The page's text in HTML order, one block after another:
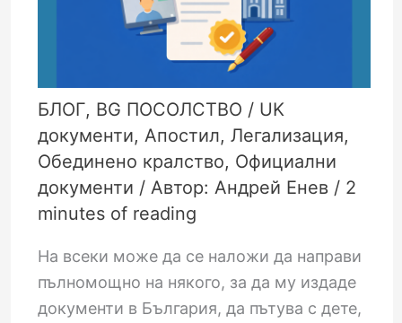
БЛОГ, BG ПОСОЛСТВО / UK
документи, Апостил, Легализация,
Обединено кралство, Официални
документи / Автор: Андрей Енев / 2
minutes of reading
На всеки може да се наложи да направи
пълномощно на някого, за да му издаде
документи в България, да пътува с дете,